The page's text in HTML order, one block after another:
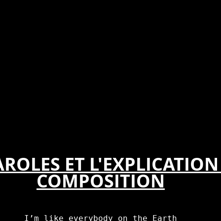
ET
COMPOSITION
I’m like everybody on the Earth